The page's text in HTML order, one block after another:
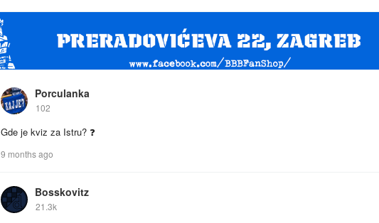
Porculanka
102
Gde je kviz za Istru? ❓️
9 months ago
Bosskovitz
21.3k